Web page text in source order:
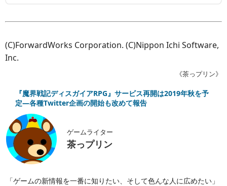
(C)ForwardWorks Corporation. (C)Nippon Ichi Software,
Inc.
《茶っプリン》
『魔界戦記ディスガイアRPG』サービス再開は2019年秋を予
定―各種Twitter企画の開始も改めて報告
ゲームライター
茶っプリン
「ゲームの新情報を一番に知りたい、そして色んな人に広めたい」